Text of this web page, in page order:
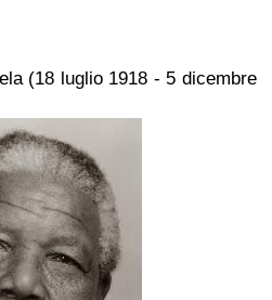
(18 luglio 1918 - 5 dicembre